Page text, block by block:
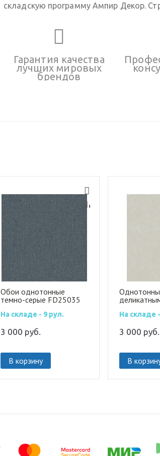
складскую программу Ампир Декор.
Гарантия качества
лучших мировых
брендов
Обои однотонные
темно-серые FD25035
На складе - 9 рул.
3 000 руб.
В корзину
с эффектом
На складе
3 000 руб.
В